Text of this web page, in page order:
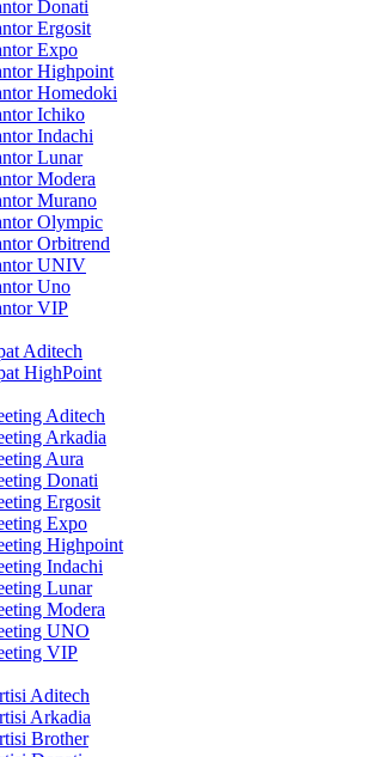
Donati
Ergosit
Expo
Highpoint
Homedoki
Ichiko
Indachi
Lunar
Modera
Murano
Olympic
Orbitrend
UNIV
Uno
VIP
Aditech
HighPoint
Aditech
Arkadia
Aura
Donati
Ergosit
Expo
Highpoint
Indachi
Lunar
Modera
UNO
VIP
Aditech
Arkadia
Brother